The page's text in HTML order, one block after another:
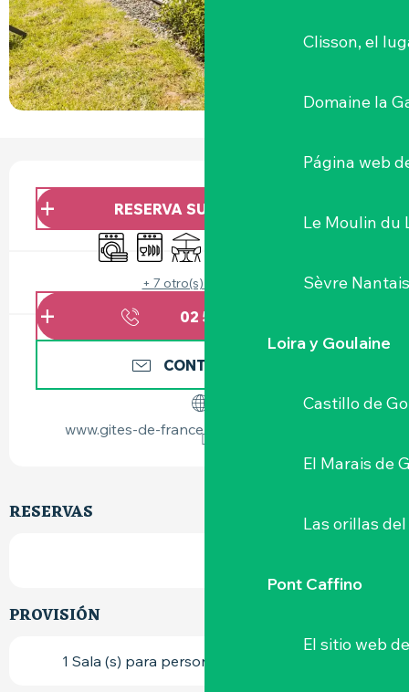
Clisson, el
Domaine la
Página web
Le Moulin du
Sèvre
Loira y Goulaine
Castillo de
El Marais de
Las orillas
Pont Caffino
El sitio web
HORARIOS Y DATOS DE CONTACTO
RESERVA SU ALOJAMIENTO
LavadoraLavavajillas
Terraza
+ 7 otro(s) servicio(s)
02 51 72 95
CONTÁCTENOS
www.gites-de-france-loire-atlantique.com
RESERVAS
PROVISIÓN
1 Sala (s) para personas con discapacidad